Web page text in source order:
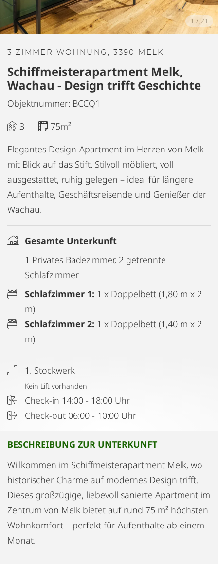
1 /21
3 ZIMMER WOHNUNG, 3390 MELK
Schiffmeisterapartment Melk,
Wachau - Design trifft Geschichte
Objektnummer: BCCQ1
3
75m²
Elegantes Design-Apartment im Herzen von Melk
mit Blick auf das Stift. Stilvoll möbliert, voll
ausgestattet, ruhig gelegen – ideal für längere
Aufenthalte, Geschäftsreisende und Genießer der
Wachau.
Gesamte Unterkunft
1 Privates Badezimmer, 2 getrennte
Schlafzimmer
Schlafzimmer 1: 1 x Doppelbett (1,80 m x 2
m)
Schlafzimmer 2: 1 x Doppelbett (1,40 m x 2
m)
1. Stockwerk
Kein Lift vorhanden
Check-in 14:00 - 18:00 Uhr
Check-out 06:00 - 10:00 Uhr
BESCHREIBUNG ZUR UNTERKUNFT
Willkommen im Schiffmeisterapartment Melk, wo
historischer Charme auf modernes Design trifft.
Dieses großzügige, liebevoll sanierte Apartment im
Zentrum von Melk bietet auf rund 75 m² höchsten
Wohnkomfort – perfekt für Aufenthalte ab einem
Monat.